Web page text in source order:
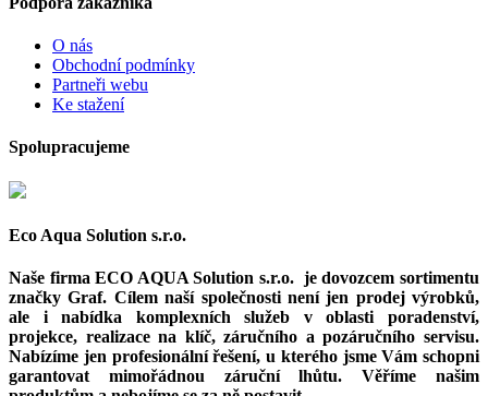
O nás
Obchodní podmínky
Partneři webu
Ke stažení
Spolupracujeme
Eco Aqua Solution s.r.o.
Naše firma ECO AQUA Solution s.r.o. je dovozcem sortimentu
značky Graf. Cílem naší společnosti není jen prodej výrobků,
ale i nabídka komplexních služeb v oblasti poradenství,
projekce, realizace na klíč, záručního a pozáručního servisu.
Nabízíme jen profesionální řešení, u kterého jsme Vám schopni
garantovat mimořádnou záruční lhůtu. Věříme našim